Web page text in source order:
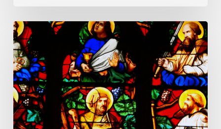
Peut-
on
concilier
la
Toussaint
avec
la